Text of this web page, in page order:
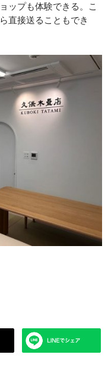
ップも体験できる。こ
直接送ることもでき